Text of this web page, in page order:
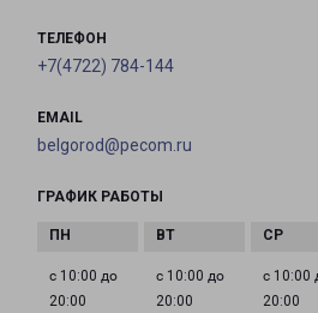
ТЕЛЕФОН
+7(4722) 784-144
EMAIL
belgorod@pecom.ru
ГРАФИК РАБОТЫ
с 10:00 до
20:00
с 10:00 до
20:00
с 10:00
20:00